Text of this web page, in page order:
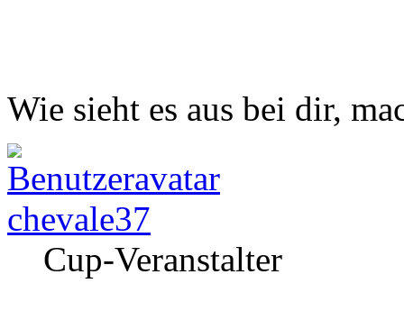
Wie sieht es aus bei dir,
chevale37
Cup-Veranstalter